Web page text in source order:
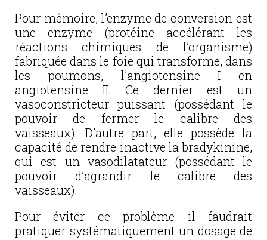
Pour mémoire, l’enzyme de conversion est
une enzyme (protéine accélérant les
réactions chimiques de l’organisme)
fabriquée dans le foie qui transforme, dans
les poumons, l’angiotensine I en
angiotensine II. Ce dernier est un
vasoconstricteur puissant (possédant le
pouvoir de fermer le calibre des
vaisseaux). D’autre part, elle possède la
capacité de rendre inactive la bradykinine,
qui est un vasodilatateur (possédant le
pouvoir d’agrandir le calibre des
vaisseaux).
Pour éviter ce problème il faudrait
pratiquer systématiquement un dosage de